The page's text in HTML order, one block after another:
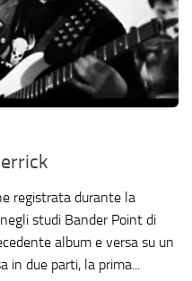
registrata durante la
studi Bander Point di
album e versa su un
due parti, la prima...